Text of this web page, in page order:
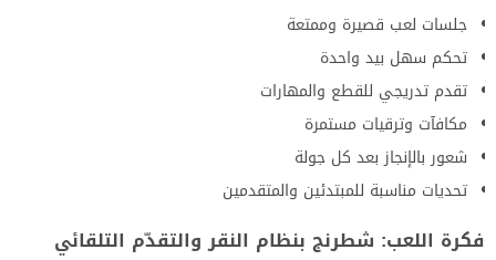
جلسات لعب قصيرة وممتعة
تحكم سهل بيد واحدة
تقدم تدريجي للقطع والمهارات
مكافآت وترقيات مستمرة
شعور بالإنجاز بعد كل جولة
تحديات مناسبة للمبتدئين والمتقدمين
فكرة اللعب: شطرنج بنظام النقر والتقدّم التلقائي